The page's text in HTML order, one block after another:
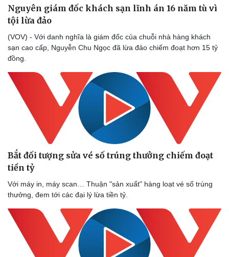
Hậu trường
Nguyên giám đốc khách sạn lĩnh án 16 năm tù vì
tội lừa đảo
(VOV) - Với danh nghĩa là giám đốc của chuỗi nhà hàng khách
sạn cao cấp, Nguyễn Chu Ngọc đã lừa đảo chiếm đoạt hơn 15 tỷ
đồng.
Bắt đối tượng sửa vé số trúng thưởng chiếm đoạt
tiền tỷ
Với máy in, máy scan… Thuận "sản xuất" hàng loạt vé số trúng
thưởng, đem tới các đại lý lừa tiền tỷ.